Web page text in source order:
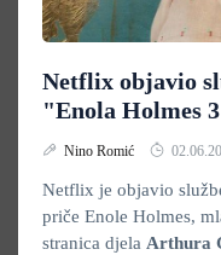
Netflix objavio
"Enola Holmes
Nino Romić
Netflix je objavio
priče Enole Holmes,
stranica djela Arthura